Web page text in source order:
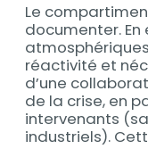
Le
documenter.
réactivité et
d’une
de la crise, en
intervenants
industriels).